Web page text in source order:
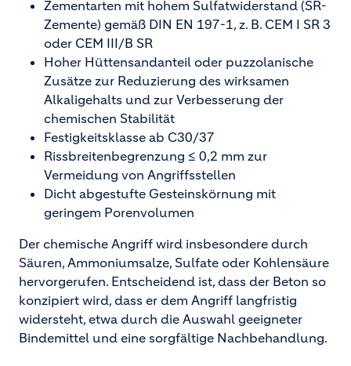
Zementarten mit hohem Sulfatwiderstand (SR-
Zemente) gemäß DIN EN 197-1, z. B. CEM I SR 3
oder CEM III/B SR
Hoher Hüttensandanteil oder puzzolanische
Zusätze zur Reduzierung des wirksamen
Alkaligehalts und zur Verbesserung der
chemischen Stabilität
Festigkeitsklasse ab C30/37
Rissbreitenbegrenzung ≤ 0,2 mm zur
Vermeidung von Angriffsstellen
Dicht abgestufte Gesteinskörnung mit
geringem Porenvolumen
Der chemische Angriff wird insbesondere durch
Säuren, Ammoniumsalze, Sulfate oder Kohlensäure
hervorgerufen. Entscheidend ist, dass der Beton so
konzipiert wird, dass er dem Angriff langfristig
widersteht, etwa durch die Auswahl geeigneter
Bindemittel und eine sorgfältige Nachbehandlung.